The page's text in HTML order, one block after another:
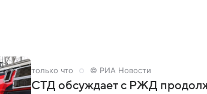
только что © РИА Новости
СТД обсуждает с РЖД